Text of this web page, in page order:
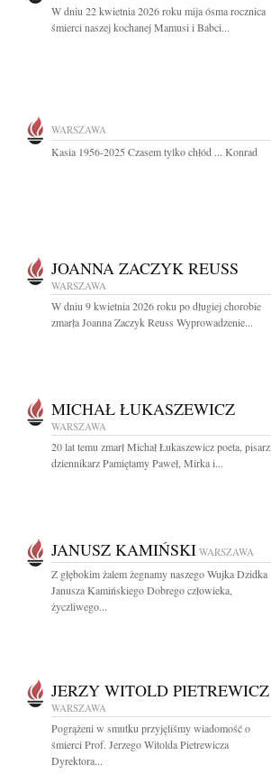
W dniu 22 kwietnia 2026 roku mija ósma rocznica
śmierci naszej kochanej Mamusi i Babci...
WARSZAWA
Kasia 1956-2025 Czasem tylko chłód ... Konrad
JOANNA ZACZYK REUSS
WARSZAWA
W dniu 9 kwietnia 2026 roku po długiej chorobie
zmarła Joanna Zaczyk Reuss Wyprowadzenie...
MICHAŁ ŁUKASZEWICZ
WARSZAWA
20 lat temu zmarł Michał Łukaszewicz poeta, pisarz,
dziennikarz Pamiętamy Paweł, Mirka i...
JANUSZ KAMIŃSKI WARSZAWA
Z głębokim żalem żegnamy naszego Wujka Dzidka
Janusza Kamińskiego Dobrego człowieka,
życzliwego...
JERZY WITOLD PIETREWICZ
WARSZAWA
Pogrążeni w smutku przyjęliśmy wiadomość o
śmierci Prof. Jerzego Witolda Pietrewicza
Dyrektora...